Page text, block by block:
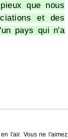
que nous
et des
pays qui n'a
l'air. Vous ne l'aimez